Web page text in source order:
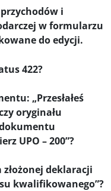
i
w formularzu
do edycji.
422?
„Przesłałeś
oryginału
UPO – 200”?
złożonej deklaracji
kwalifikowanego”?